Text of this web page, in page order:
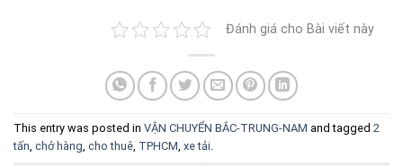
Đánh giá cho Bài viết này
This entry was posted in VẬN CHUYỂN BẮC-TRUNG-NAM and tagged 2
tấn chở hàng cho thuê TPHCM xe tải